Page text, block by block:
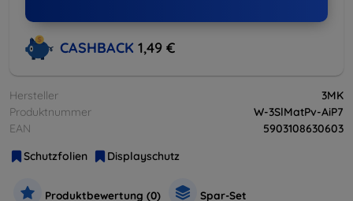
CASHBACK 1,49 €
Hersteller
3MK
Produktnummer
W-3SlMatPv-AiP7
EAN
5903108630603
Schutzfolien
Displayschutz
Produktbewertung (0) Spar-Set